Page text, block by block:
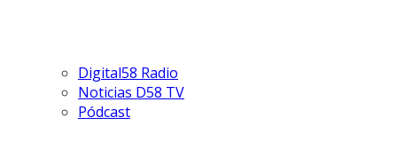
Digital58 Radio
Noticias D58 TV
Pódcast